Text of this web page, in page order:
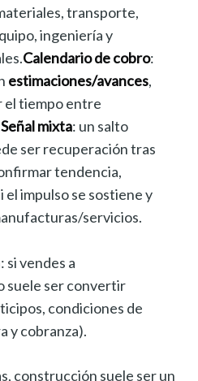
transporte,
ingeniería y
Calendario de cobro:
estimaciones/avances,
el tiempo entre
Señal mixta: un salto
ser recuperación tras
tendencia,
impulso se sostiene y
servicios.
vendes a
suele ser convertir
condiciones de
y cobranza).
construcción suele ser un